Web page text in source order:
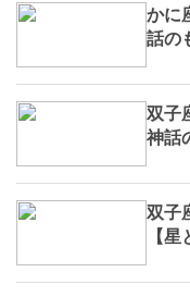
かに
話の
双子
神話
双子
【